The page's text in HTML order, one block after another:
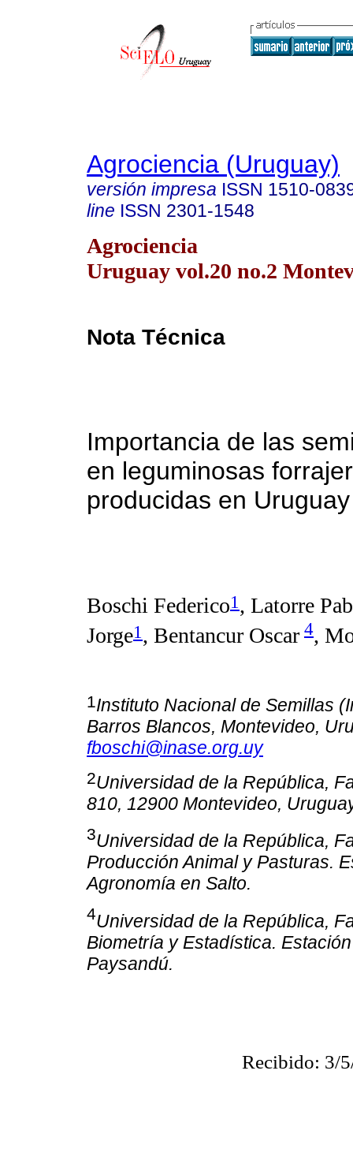
Agrociencia (Uruguay)
versión impresa ISSN 1510-
line ISSN 2301-1548
Agrociencia
Uruguay vol.20 no.2
Nota Técnica
Importancia de las
en leguminosas
producidas en Uruguay
Boschi Federico1, Latorre
Jorge1, Bentancur Oscar 4,
1Instituto Nacional de Semillas
Barros Blancos, Montevideo,
fboschi@inase.org.uy
2Universidad de la República,
810, 12900 Montevideo,
3Universidad de la República,
Producción Animal y Pasturas.
Agronomía en Salto.
4Universidad de la República,
Biometría y Estadística.
Paysandú.
Recibido: 3/